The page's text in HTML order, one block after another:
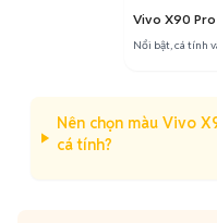
Vivo X90
Nổi bật, cá tính
Nên chọn màu Vivo
cá tính?